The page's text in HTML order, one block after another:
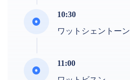
10:30
ワットシェントーン
11:00